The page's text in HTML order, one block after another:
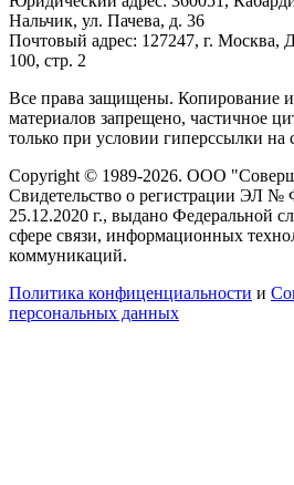
Нальчик, ул. Пачева, д. 36
Почтовый адрес: 127247, г. Москва,
100, стр. 2
Все права защищены. Копирование и
материалов запрещено, частичное
только при условии гиперссылки на
Copyright © 1989-2026. ООО
Свидетельство о регистрации ЭЛ №
25.12.2020 г., выдано Федеральной
сфере связи, информационных
коммуникаций.
Политика конфиценциальности и
персональных данных